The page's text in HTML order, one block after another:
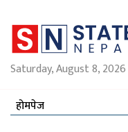
Saturday, August 8, 2026
होमपेज